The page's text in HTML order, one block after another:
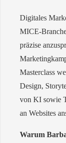
Digitales
MICE-
präzise
Masterclass
Design,
von KI sowie
an Websites
Warum